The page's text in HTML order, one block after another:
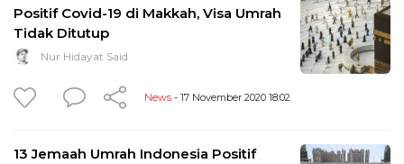
Positif Covid-19 di Makkah, Visa Umrah
Tidak Ditutup
Nur Hidayat Said
News - 17 November 2020 18:02
13 Jemaah Umrah Indonesia Positif